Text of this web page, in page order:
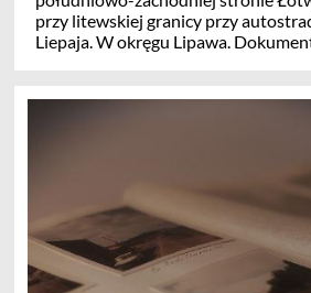
przy litewskiej granicy przy
Liepaja. W okręgu Lipawa.